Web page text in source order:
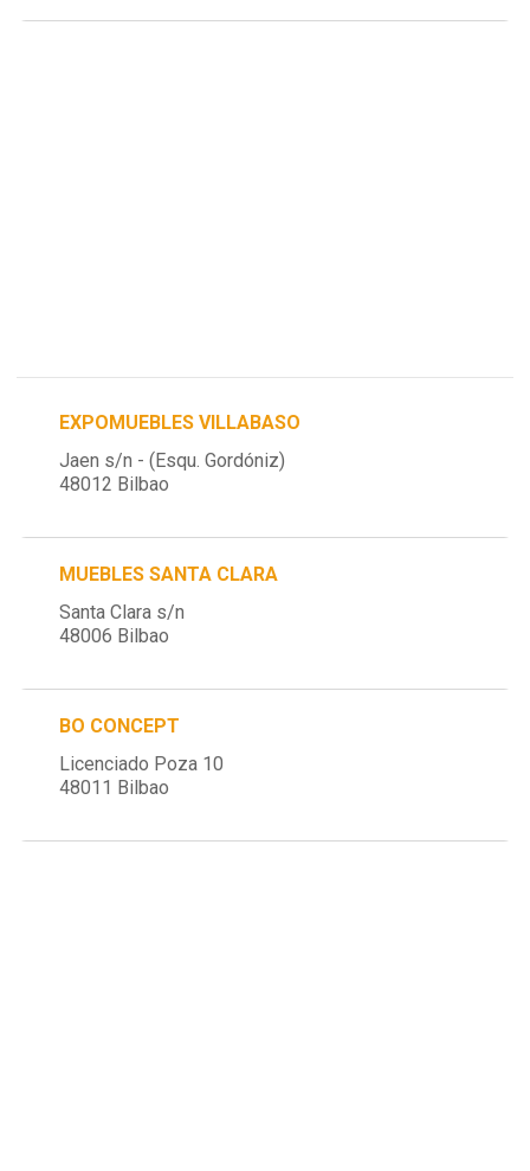
EXPOMUEBLES VILLABASO
Jaen s/n - (Esqu. Gordóniz)
48012 Bilbao
MUEBLES SANTA CLARA
Santa Clara s/n
48006 Bilbao
BO CONCEPT
Licenciado Poza 10
48011 Bilbao